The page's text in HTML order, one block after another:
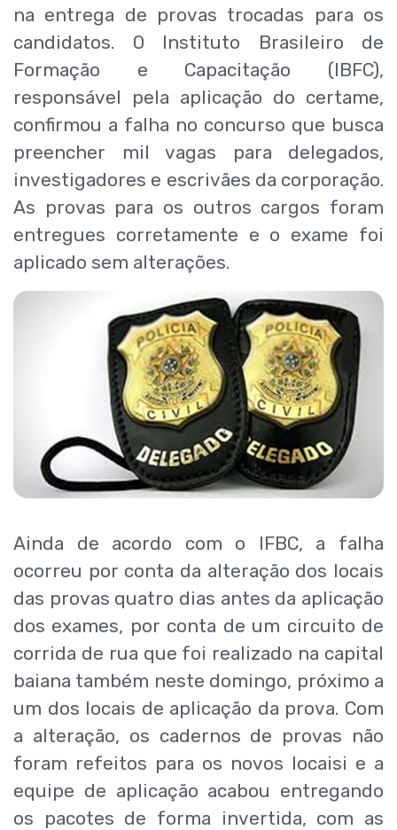
na entrega de provas trocadas para os
candidatos. O Instituto Brasileiro de
Formação e Capacitação (IBFC),
responsável pela aplicação do certame,
confirmou a falha no concurso que busca
preencher mil vagas para delegados,
investigadores e escrivães da corporação.
As provas para os outros cargos foram
entregues corretamente e o exame foi
aplicado sem alterações.
Ainda de acordo com o IFBC, a falha
ocorreu por conta da alteração dos locais
das provas quatro dias antes da aplicação
dos exames, por conta de um circuito de
corrida de rua que foi realizado na capital
baiana também neste domingo, próximo a
um dos locais de aplicação da prova. Com
a alteração, os cadernos de provas não
foram refeitos para os novos locaisi e a
equipe de aplicação acabou entregando
os pacotes de forma invertida, com as